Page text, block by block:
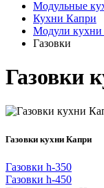
Модульные
Кухни Капри
Модули
Газовки
Газовки
Газовки кухни Капри
Газовки h-350
Газовки h-450